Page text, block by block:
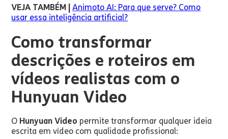
VEJA TAMBÉM |
Animoto AI: Para que serve? Como
usar essa inteligência artificial?
Como transformar
descrições e roteiros em
vídeos realistas com o
Hunyuan Video
O Hunyuan Video permite transformar qualquer ideia
escrita em vídeo com qualidade profissional: